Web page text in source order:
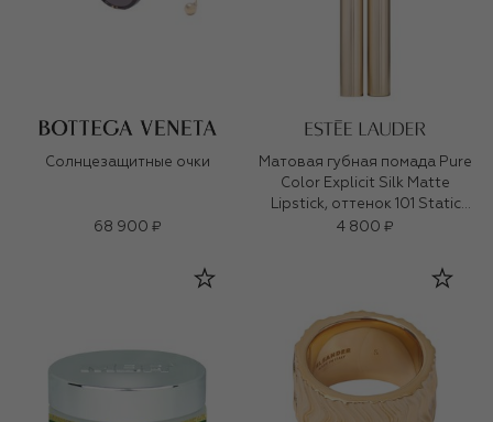
Солнцезащитные очки
68 900 ₽
Матовая губная помада Pure
Color Explicit Silk Matte
Lipstick, оттенок 101 Static
(0,7ml)
4 800 ₽